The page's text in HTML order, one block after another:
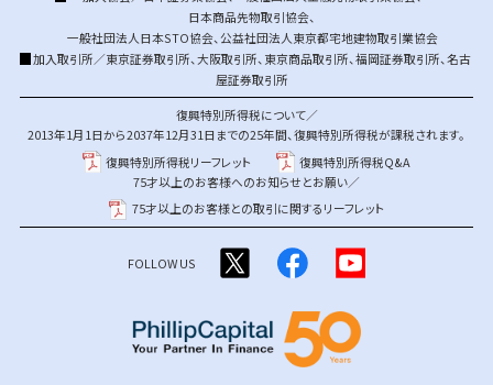
日本商品先物取引協会、
一般社団法人日本STO協会、 公益社団法人東京都宅地建物取引業協会
加入取引所／東京証券取引所、大阪取引所、 東京商品取引所、福岡証券取引所、名古
屋証券取引所
復興特別所得税について／
2013年1月1日から2037年12月31日までの25年間、復興特別所得税が課税されます。
復興特別所得税リーフレット
復興特別所得税Q&A
75才以上のお客様へのお知らせとお願い／
75才以上のお客様との取引に関するリーフレット
FOLLOW US